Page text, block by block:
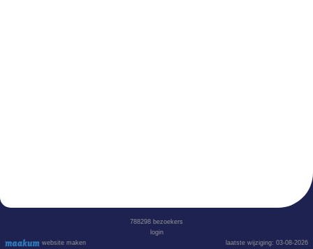
website maken
788298 bezoekers
login
laatste wijziging: 03-08-2026